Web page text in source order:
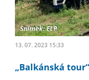
13. 07. 2023 15:33
„Balkánská